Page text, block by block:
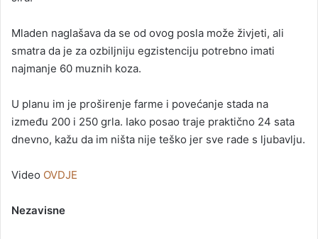
Mladen naglašava da se od ovog posla može živjeti, ali
smatra da je za ozbiljniju egzistenciju potrebno imati
najmanje 60 muznih koza.
U planu im je proširenje farme i povećanje stada na
između 200 i 250 grla. Iako posao traje praktično 24 sata
dnevno, kažu da im ništa nije teško jer sve rade s ljubavlju.
Video OVDJE
Nezavisne